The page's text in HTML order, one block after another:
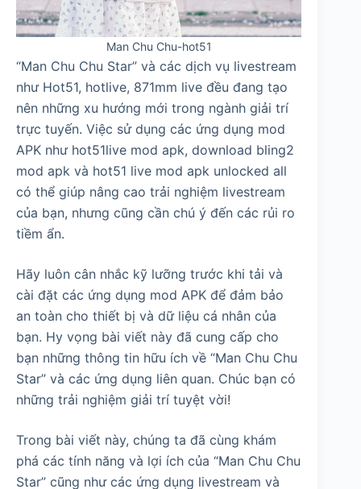
Man Chu Chu-hot51
“Man Chu Chu Star” và các dịch vụ livestream
như Hot51, hotlive, 871mm live đều đang tạo
nên những xu hướng mới trong ngành giải trí
trực tuyến. Việc sử dụng các ứng dụng mod
APK như hot51live mod apk, download bling2
mod apk và hot51 live mod apk unlocked all
có thể giúp nâng cao trải nghiệm livestream
của bạn, nhưng cũng cần chú ý đến các rủi ro
tiềm ẩn.
Hãy luôn cân nhắc kỹ lưỡng trước khi tải và
cài đặt các ứng dụng mod APK để đảm bảo
an toàn cho thiết bị và dữ liệu cá nhân của
bạn. Hy vọng bài viết này đã cung cấp cho
bạn những thông tin hữu ích về “Man Chu Chu
Star” và các ứng dụng liên quan. Chúc bạn có
những trải nghiệm giải trí tuyệt vời!
Trong bài viết này, chúng ta đã cùng khám
phá các tính năng và lợi ích của “Man Chu Chu
Star” cũng như các ứng dụng livestream và